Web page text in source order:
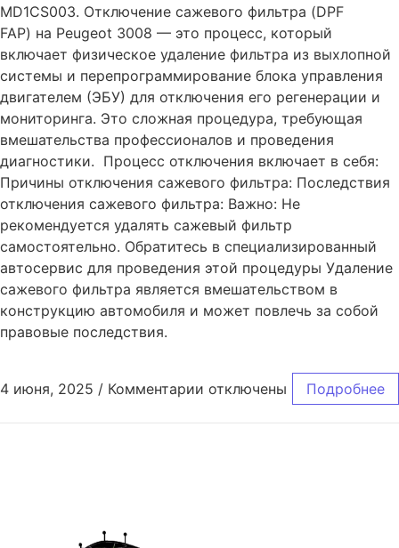
MD1CS003. Отключение сажевого фильтра (DPF
FAP) на Peugeot 3008 — это процесс, который
включает физическое удаление фильтра из выхлопной
системы и перепрограммирование блока управления
двигателем (ЭБУ) для отключения его регенерации и
мониторинга. Это сложная процедура, требующая
вмешательства профессионалов и проведения
диагностики. Процесс отключения включает в себя:
Причины отключения сажевого фильтра: Последствия
отключения сажевого фильтра: Важно: Не
рекомендуется удалять сажевый фильтр
самостоятельно. Обратитесь в специализированный
автосервис для проведения этой процедуры Удаление
сажевого фильтра является вмешательством в
конструкцию автомобиля и может повлечь за собой
правовые последствия.
4 июня, 2025 / Комментарии отключены Подробнее